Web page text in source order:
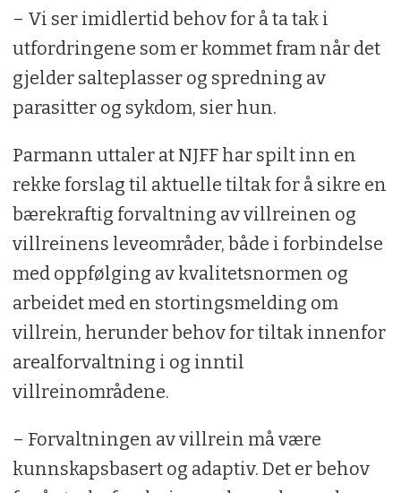
– Vi ser imidlertid behov for å ta tak i
utfordringene som er kommet fram når det
gjelder salteplasser og spredning av
parasitter og sykdom, sier hun.
Parmann uttaler at NJFF har spilt inn en
rekke forslag til aktuelle tiltak for å sikre en
bærekraftig forvaltning av villreinen og
villreinens leveområder, både i forbindelse
med oppfølging av kvalitetsnormen og
arbeidet med en stortingsmelding om
villrein, herunder behov for tiltak innenfor
arealforvaltning i og inntil
villreinområdene.
– Forvaltningen av villrein må være
kunnskapsbasert og adaptiv. Det er behov